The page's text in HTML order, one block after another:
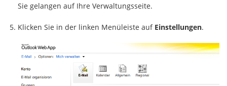
Sie gelangen auf Ihre Verwaltungsseite.
Klicken Sie in der linken Menüleiste auf Einstellungen.